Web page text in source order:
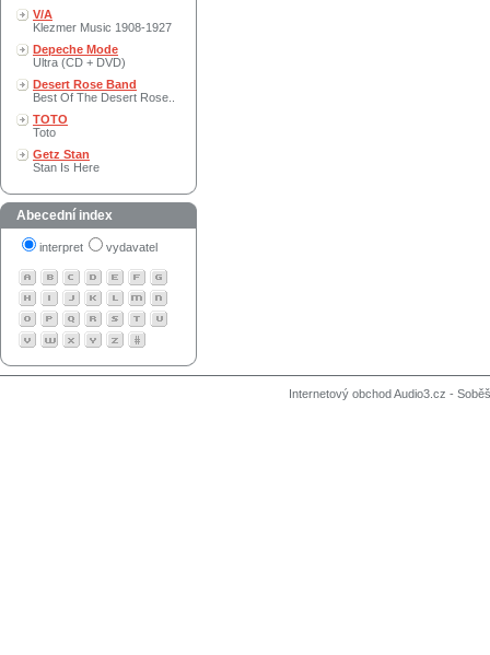
V/A
Klezmer Music 1908-1927
Depeche Mode
Ultra (CD + DVD)
Desert Rose Band
Best Of The Desert Rose..
TOTO
Toto
Getz Stan
Stan Is Here
Abecední index
interpret vydavatel
Internetový obchod Audio3.cz -